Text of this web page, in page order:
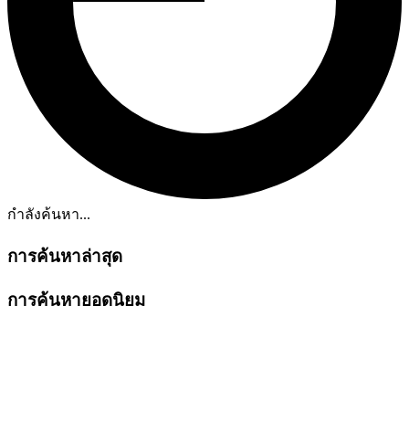
กำลังค้นหา...
การค้นหาล่าสุด
การค้นหายอดนิยม